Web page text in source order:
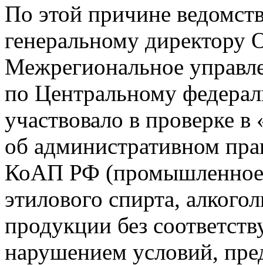
По этой причине
генеральному
Межрегиональное
по Центральному
участвовало в проверке
об административном
КоАП РФ (промышленное
этилового спирта,
продукции без
нарушением условий,